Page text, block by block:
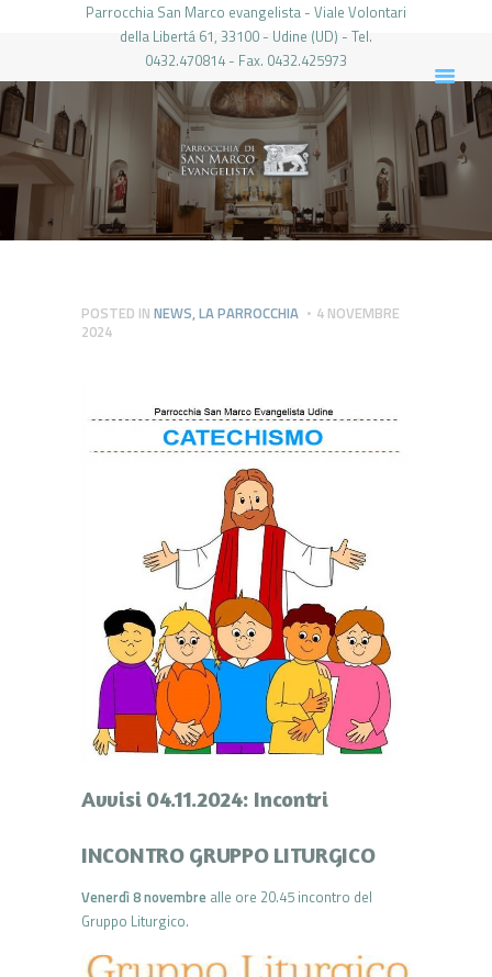
Parrocchia San Marco evangelista - Viale Volontari
della Libertá 61, 33100 - Udine (UD) - Tel.
0432.470814 - Fax. 0432.425973
PARROCCHIA DI SAN MARCO UDINE
HOME
LA PARROCCHIA
IL PARROCO
LE ATTIVITÀ
PIERABECH
FOTO E VIDEO
POSTED IN NEWS,LA PARROCCHIA
4 NOVEMBRE
2024
Avvisi 04.11.2024: Incontri
INCONTRO GRUPPO LITURGICO
Venerdì 8 novembre alle ore 20.45 incontro del
Gruppo Liturgico.